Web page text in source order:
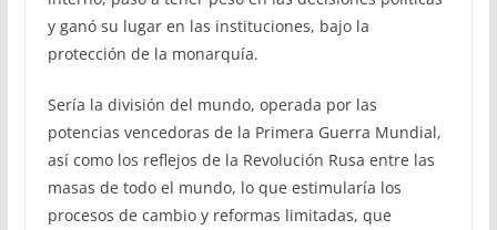
y ganó su lugar en las instituciones, bajo la
protección de la monarquía.
Sería la división del mundo, operada por las
potencias vencedoras de la Primera Guerra Mundial,
así como los reflejos de la Revolución Rusa entre las
masas de todo el mundo, lo que estimularía los
procesos de cambio y reformas limitadas, que